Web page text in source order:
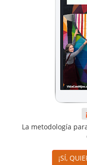
La metodología
¡SÍ,